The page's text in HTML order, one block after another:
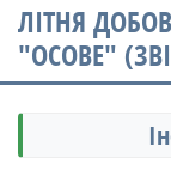
ЛІТНЯ
"ОСОВЕ"